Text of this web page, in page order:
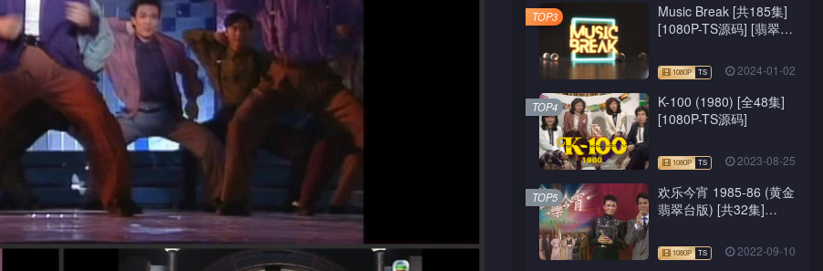
Music Break [共185集]
[1080P-TS源码] [翡翠
2024-01-02
TOP3
K-100 (1980) [全48集]
[1080P-TS源码]
2023-08-25
TOP4
欢乐今宵 1985-86 (黄金
翡翠台版) [共32集]
2022-09-10
TOP5